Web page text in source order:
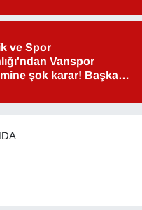
ve Spor
Vanspor
şok karar! Başkan